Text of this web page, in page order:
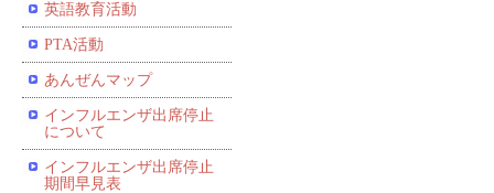
英語教育活動
PTA活動
あんぜんマップ
インフルエンザ出席停止
について
インフルエンザ出席停止
期間早見表